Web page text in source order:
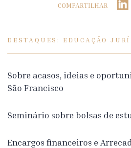
COMPARTILHAR
DESTAQUES: EDUCAÇÃO
Sobre acasos, ideias e
São Francisco
Seminário sobre bolsas de
Encargos financeiros e